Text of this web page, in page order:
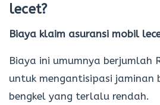
lecet?
Biaya klaim asuransi mobil
Biaya ini umumnya berjumlah
untuk mengantisipasi jaminan
bengkel yang terlalu rendah.